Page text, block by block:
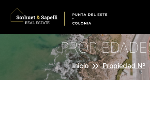
Inicio Propiedad Nº